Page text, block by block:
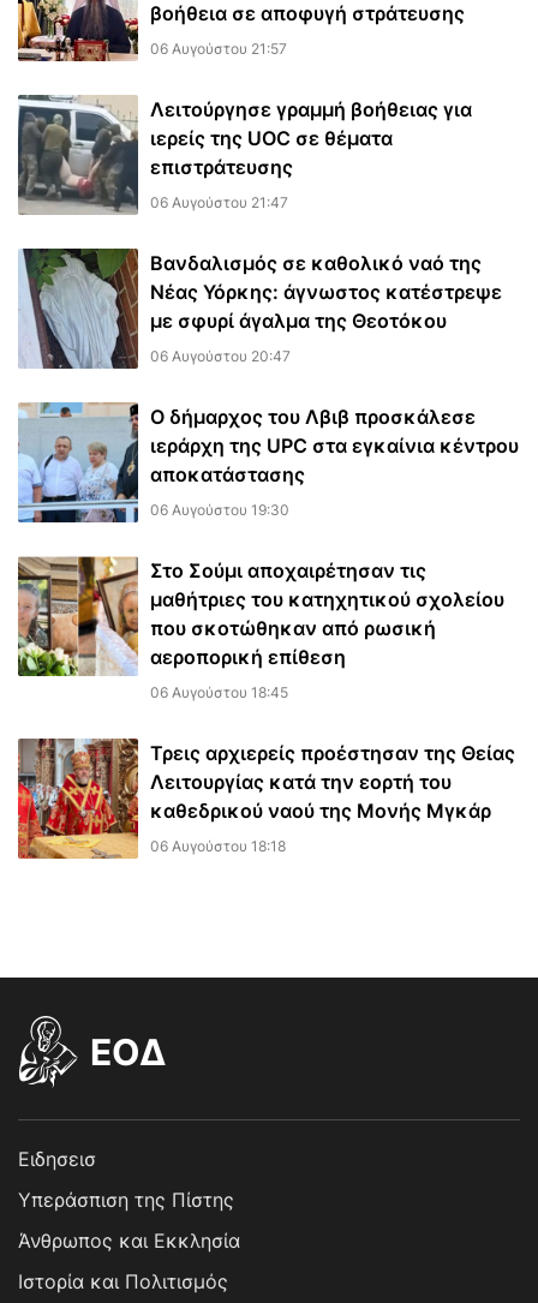
βοήθεια σε αποφυγή στράτευσης
06 Αυγούστου 21:57
Λειτούργησε γραμμή βοήθειας για
ιερείς της UOC σε θέματα
επιστράτευσης
06 Αυγούστου 21:47
Βανδαλισμός σε καθολικό ναό της
Νέας Υόρκης: άγνωστος κατέστρεψε
με σφυρί άγαλμα της Θεοτόκου
06 Αυγούστου 20:47
Ο δήμαρχος του Λβιβ προσκάλεσε
ιεράρχη της UPC στα εγκαίνια κέντρου
αποκατάστασης
06 Αυγούστου 19:30
Στο Σούμι αποχαιρέτησαν τις
μαθήτριες του κατηχητικού σχολείου
που σκοτώθηκαν από ρωσική
αεροπορική επίθεση
06 Αυγούστου 18:45
Τρεις αρχιερείς προέστησαν της Θείας
Λειτουργίας κατά την εορτή του
καθεδρικού ναού της Μονής Μγκάρ
06 Αυγούστου 18:18
EOΔ
Ειδησεισ
Υπεράσπιση της Πίστης
Άνθρωπος και Εκκλησία
Ιστορία και Πολιτισμός